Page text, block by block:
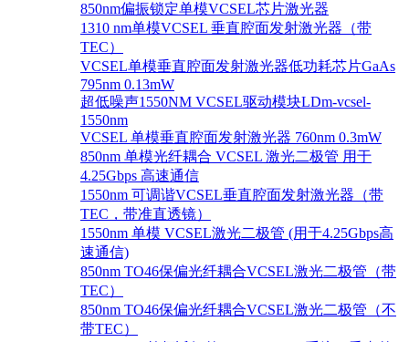
850nm偏振锁定单模VCSEL芯片激光器
1310 nm单模VCSEL 垂直腔面发射激光器（带
TEC）
VCSEL单模垂直腔面发射激光器低功耗芯片GaAs
795nm 0.13mW
超低噪声1550NM VCSEL驱动模块LDm-vcsel-
1550nm
VCSEL 单模垂直腔面发射激光器 760nm 0.3mW
850nm 单模光纤耦合 VCSEL 激光二极管 用于
4.25Gbps 高速通信
1550nm 可调谐VCSEL垂直腔面发射激光器（带
TEC，带准直透镜）
1550nm 单模 VCSEL激光二极管 (用于4.25Gbps高
速通信)
850nm TO46保偏光纤耦合VCSEL激光二极管（带
TEC）
850nm TO46保偏光纤耦合VCSEL激光二极管（不
带TEC）